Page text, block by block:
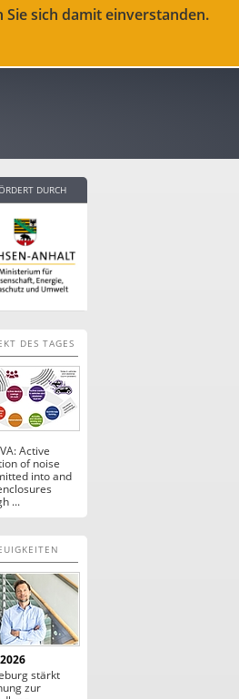
sich damit einverstanden.
DURCH
DES TAGES
Active
of noise
into and
...
stärkt
zur